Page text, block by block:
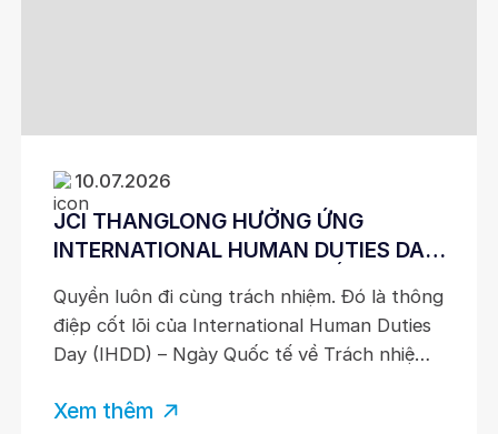
10.07.2026
JCI THANGLONG HƯỞNG ỨNG
INTERNATIONAL HUMAN DUTIES DAY
TRÁCH NHIỆM LỚN
Quyền luôn đi cùng trách nhiệm. Đó là thông
điệp cốt lõi của International Human Duties
Day (IHDD) – Ngày Quốc tế về Trách nhiệm
cầu vào ngày 10/7 hằng năm nhằm khuyến
Xem thêm